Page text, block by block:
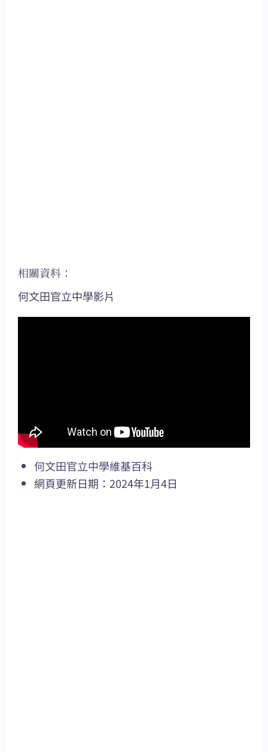
相關資料：
何文田官立中學影片
何文田官立中學維基百科
網頁更新日期：2024年1月4日